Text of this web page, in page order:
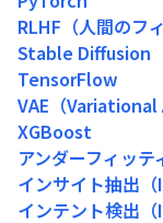
RLHF（人間のフ
Stable Diffusion
TensorFlow
VAE（Variational
XGBoost
アンダーフィッ
インサイト抽出
インテント検出